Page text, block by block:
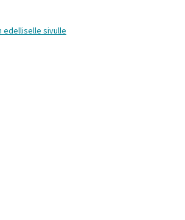
edelliselle sivulle